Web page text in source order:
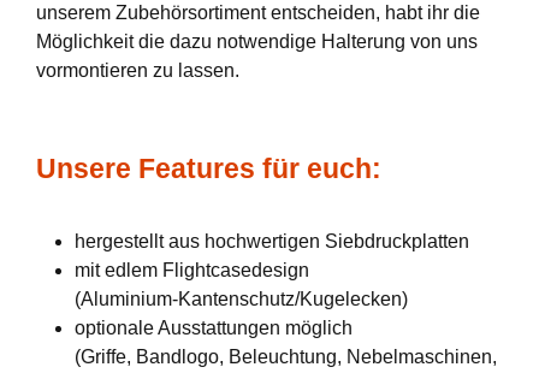
unserem Zubehörsortiment entscheiden, habt ihr die
Möglichkeit die dazu notwendige Halterung von uns
vormontieren zu lassen.
Unsere Features für euch:
hergestellt aus hochwertigen Siebdruckplatten
mit edlem Flightcasedesign
(Aluminium-Kantenschutz/Kugelecken)
optionale Ausstattungen möglich
(Griffe, Bandlogo, Beleuchtung, Nebelmaschinen,